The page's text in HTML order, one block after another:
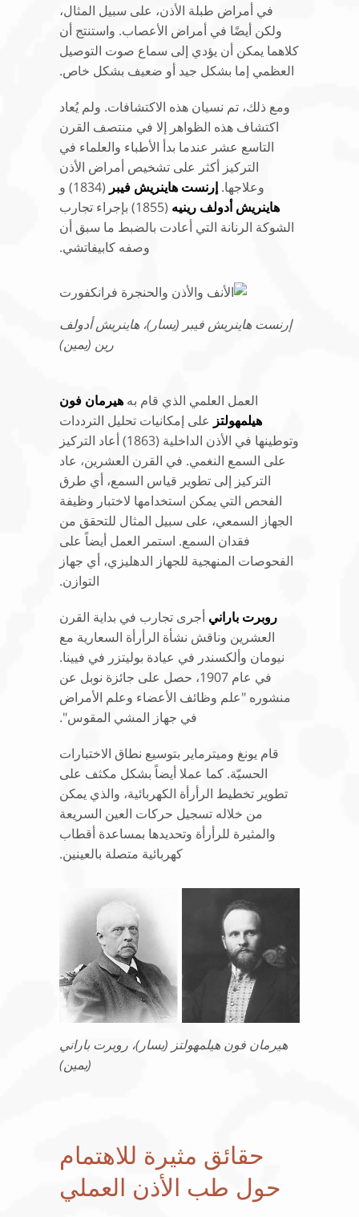
في أمراض طبلة الأذن، على سبيل المثال،
ولكن أيضًا في أمراض الأعصاب. واستنتج أن
كلاهما يمكن أن يؤدي إلى سماع صوت التوصيل
العظمي إما بشكل جيد أو ضعيف بشكل خاص.
ومع ذلك، تم نسيان هذه الاكتشافات. ولم يُعاد
اكتشاف هذه الظواهر إلا في منتصف القرن
التاسع عشر عندما بدأ الأطباء والعلماء في
التركيز أكثر على تشخيص أمراض الأذن
وعلاجها. إرنست هاينريش فيبر (1834) و
هاينريش أدولف رينيه
(1855) بإجراء تجارب
الشوكة الرنانة التي أعادت بالضبط ما سبق أن
وصفه كابيفاتشي.
إرنست هاينريش فيبر (يسار)، هاينريش أدولف
رين (يمين)
العمل العلمي الذي قام به هيرمان فون
هيلمهولتز على إمكانيات تحليل الترددات
وتوطينها في الأذن الداخلية (1863) أعاد التركيز
على السمع النغمي. في القرن العشرين، عاد
التركيز إلى تطوير قياس السمع، أي طرق
الفحص التي يمكن استخدامها لاختبار وظيفة
الجهاز السمعي، على سبيل المثال للتحقق من
فقدان السمع. استمر العمل أيضاً على
الفحوصات المنهجية للجهاز الدهليزي، أي جهاز
التوازن.
روبرت باراني أجرى تجارب في بداية القرن
العشرين وناقش نشأة الرأرأة السعارية مع
نيومان وألكسندر في عيادة بوليتزر في فيينا.
في عام 1907، حصل على جائزة نوبل عن
منشوره "علم وظائف الأعضاء وعلم الأمراض
في جهاز المشي المقوس".
قام يونغ وميترماير بتوسيع نطاق الاختبارات
الحسيّة. كما عملا أيضاً بشكل مكثف على
تطوير تخطيط الرأرأة الكهربائية، والذي يمكن
من خلاله تسجيل حركات العين السريعة
والمثيرة للرأرأة وتحديدها بمساعدة أقطاب
كهربائية متصلة بالعينين.
هيرمان فون هيلمهولتز (يسار)، روبرت باراني
(يمين)
حقائق مثيرة للاهتمام
حول طب الأذن العملي